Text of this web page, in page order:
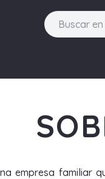
empresa familiar